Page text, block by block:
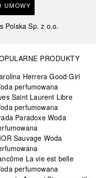
UMOWY
Polska Sp. z o.o.
PRODUKTY
Herrera Good Girl
perfumowana
Saint Laurent Libre
perfumowana
Paradoxe Woda
Sauvage Woda
La vie est belle
perfumowana